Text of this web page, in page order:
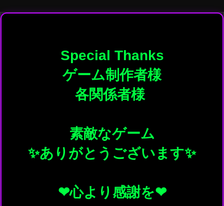
Special Thanks
ゲーム制作者様
各関係者様
素敵なゲーム
✨️ありがとうございます✨️
❤心より感謝を❤